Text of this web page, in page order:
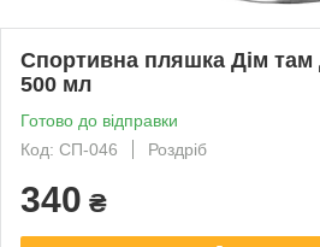
Спортивна пляшка Дім
500 мл
Готово до відправки
Код: СП-046
Роздріб
340 ₴